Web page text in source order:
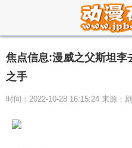
焦点信息:漫威之父斯坦李
之手
时间：2022-10-28 16:15:24 来源：